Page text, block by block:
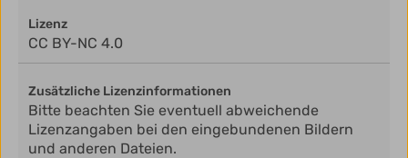
Lizenz
CC BY-NC 4.0
Zusätzliche Lizenzinformationen
Bitte beachten Sie eventuell abweichende
Lizenzangaben bei den eingebundenen Bildern
und anderen Dateien.